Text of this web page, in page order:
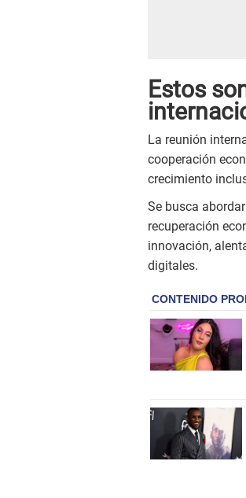
Estos
La reunión
cooperación
crecimiento
Se busca
recuperación
innovación,
digitales.